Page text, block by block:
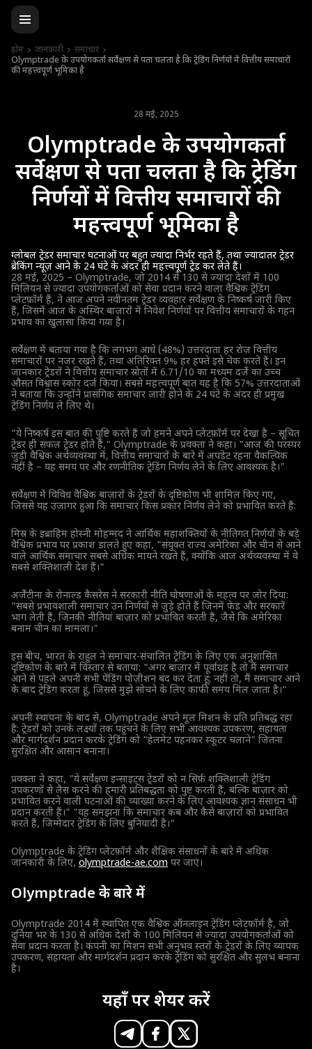
होम जानकारी
समाचार
Olymptrade के उपयोगकर्ता सर्वेक्षण से पता चलता है कि ट्रेडिंग निर्णयों में वित्तीय समाचारों
की महत्त्वपूर्ण भूमिका है
28 मई, 2025
Olymptrade के उपयोगकर्ता
सर्वेक्षण से पता चलता है कि ट्रेडिंग
निर्णयों में वित्तीय समाचारों की
महत्त्वपूर्ण भूमिका है
ग्लोबल ट्रेडर समाचार घटनाओं पर बहुत ज्यादा निर्भर रहते हैं, तथा ज्यादातर ट्रेडर
ब्रेकिंग न्यूज़ आने के 24 घंटे के अंदर ही महत्त्वपूर्ण ट्रेड कर लेते हैं।
28 मई, 2025 – Olymptrade, जो 2014 से 130 से ज्यादा देशों में 100
मिलियन से ज्यादा उपयोगकर्ताओं को सेवा प्रदान करने वाला वैश्विक ट्रेडिंग
प्लेटफ़ॉर्म हैं, ने आज अपने नवीनतम ट्रेडर व्यवहार सर्वेक्षण के निष्कर्ष जारी किए
हैं, जिसमें आज के अस्थिर बाज़ारों में निवेश निर्णयों पर वित्तीय समाचारों के गहन
प्रभाव का खुलासा किया गया है।
सर्वेक्षण में बताया गया है कि लगभग आधे (48%) उत्तरदाता हर रोज़ वित्तीय
समाचारों पर नजर रखते हैं, तथा अतिरिक्त 9% हर हफ्ते इसे चेक करते हैं। इन
जानकार ट्रेडरों ने वित्तीय समाचार स्रोतों में 6.71/10 का मध्यम दर्जे का उच्च
औसत विश्वास स्कोर दर्ज किया। सबसे महत्त्वपूर्ण बात यह है कि 57% उत्तरदाताओं
ने बताया कि उन्होंने प्रासंगिक समाचार जारी होने के 24 घंटे के अंदर ही प्रमुख
ट्रेडिंग निर्णय ले लिए थे।
"ये निष्कर्ष इस बात की पुष्टि करते हैं जो हमने अपने प्लेटफ़ॉर्म पर देखा है – सूचित
ट्रेडर ही सफल ट्रेडर होते हैं," Olymptrade के प्रवक्ता ने कहा। "आज की परस्पर
जुड़ी वैश्विक अर्थव्यवस्था में, वित्तीय समाचारों के बारे में अपडेट रहना वैकल्पिक
नहीं है – यह समय पर और रणनीतिक ट्रेडिंग निर्णय लेने के लिए आवश्यक है।"
सर्वेक्षण में विविध वैश्विक बाज़ारों के ट्रेडरों के दृष्टिकोण भी शामिल किए गए,
जिससे यह उजागर हुआ कि समाचार किस प्रकार निर्णय लेने को प्रभावित करते हैं:
मिस्र के इब्राहिम होस्नी मोहम्मद ने आर्थिक महाशक्तियों के नीतिगत निर्णयों के बड़े
वैश्विक प्रभाव पर प्रकाश डालते हुए कहा, "संयुक्त राज्य अमेरिका और चीन से आने
वाले आर्थिक समाचार सबसे अधिक मायने रखते हैं, क्योंकि आज अर्थव्यवस्था में वे
सबसे शक्तिशाली देश हैं।"
अर्जेंटीना के रोनाल्ड कैसरेस ने सरकारी नीति घोषणाओं के महत्व पर जोर दिया:
"सबसे प्रभावशाली समाचार उन निर्णयों से जुड़े होते हैं जिनमें फेड और सरकारें
भाग लेती हैं, जिनकी नीतियां बाज़ार को प्रभावित करती हैं, जैसे कि अमेरिका
बनाम चीन का मामला।"
इस बीच, भारत के राहुल ने समाचार-संचालित ट्रेडिंग के लिए एक अनुशासित
दृष्टिकोण के बारे में विस्तार से बताया: "अगर बाज़ार में पूर्वाग्रह है तो मैं समाचार
आने से पहले अपनी सभी पेंडिंग पोज़ीशन बंद कर देता हूं; नहीं तो, मैं समाचार आने
के बाद ट्रेडिंग करता हूं, जिससे मुझे सोचने के लिए काफी समय मिल जाता है।"
अपनी स्थापना के बाद से, Olymptrade अपने मूल मिशन के प्रति प्रतिबद्ध रहा
है: ट्रेडरों को उनके लक्ष्यों तक पहुंचने के लिए सभी आवश्यक उपकरण, सहायता
और मार्गदर्शन प्रदान करके ट्रेडिंग को "हेलमेट पहनकर स्कूटर चलाने" जितना
सुरक्षित और आसान बनाना।
प्रवक्ता ने कहा, "ये सर्वेक्षण इन्साइट्स ट्रेडरों को न सिर्फ़ शक्तिशाली ट्रेडिंग
उपकरणों से लैस करने की हमारी प्रतिबद्धता को पुष्ट करती हैं, बल्कि बाज़ार को
प्रभावित करने वाली घटनाओं की व्याख्या करने के लिए आवश्यक ज्ञान संसाधन भी
प्रदान करती हैं।" "यह समझना कि समाचार कब और कैसे बाज़ारों को प्रभावित
करते हैं, जिम्मेदार ट्रेडिंग के लिए बुनियादी है।"
Olymptrade के ट्रेडिंग प्लेटफ़ॉर्म और शैक्षिक संसाधनों के बारे में अधिक
जानकारी के लिए, olymptrade-ae.com पर जाएं।
Olymptrade के बारे में
Olymptrade 2014 में स्थापित एक वैश्विक ऑनलाइन ट्रेडिंग प्लेटफ़ॉर्म है, जो
दुनिया भर के 130 से अधिक देशों के 100 मिलियन से ज्यादा उपयोगकर्ताओं को
सेवा प्रदान करता है। कंपनी का मिशन सभी अनुभव स्तरों के ट्रेडरों के लिए व्यापक
उपकरण, सहायता और मार्गदर्शन प्रदान करके ट्रेडिंग को सुरक्षित और सुलभ बनाना
है।
यहाँ पर शेयर करें